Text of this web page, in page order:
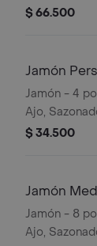
Pimienta
$ 66.500
Jamón
Jamón - 4
Ajo,
Pepperoncini.
$ 34.500
Jamón
Jamón - 8
Ajo,